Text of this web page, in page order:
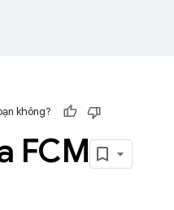
không?
FCM